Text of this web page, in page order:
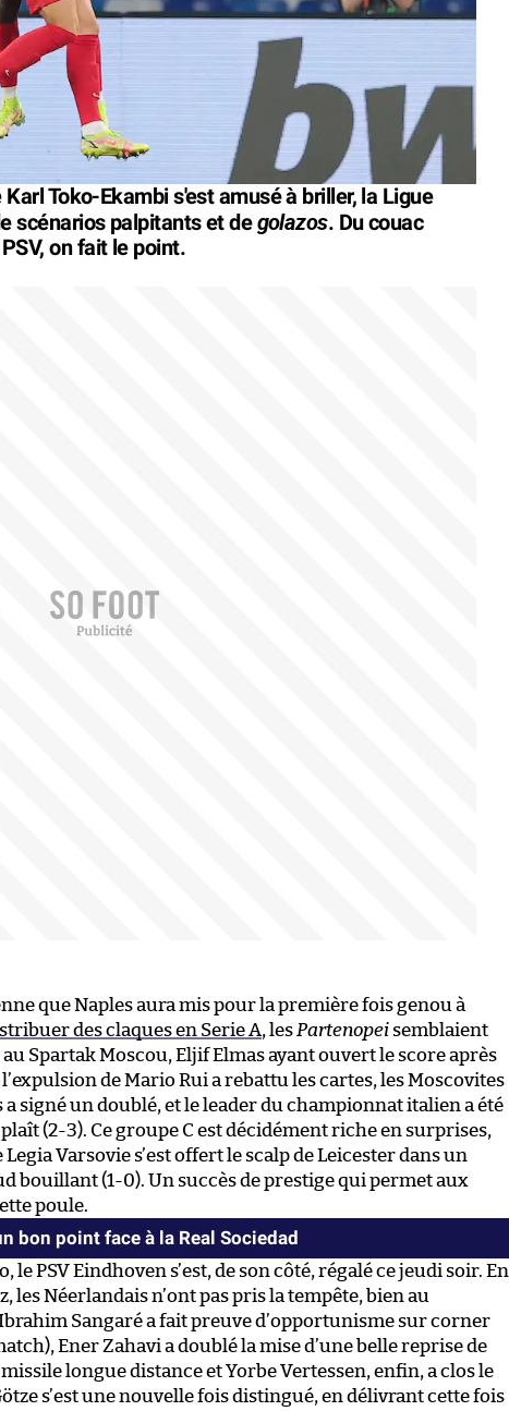
Karl Toko-Ekambi s'est amusé à briller, la Ligue
scénarios palpitants et degolazos. Du couac
on fait le point.
que Naples aura mis pour la première fois genou à
des claques en Serie A, les Partenopei semblaient
Spartak Moscou, Eljif Elmas ayant ouvert le score après
de Mario Rui a rebattu les cartes, les Moscovites
signé un doublé, et le leader du championnat italien a été
(2-3). Ce groupe C est décidément riche en surprises,
Varsovie s’est offert le scalp de Leicester dans un
bouillant (1-0). Un succès de prestige qui permet aux
poule.
bon point face à la Real Sociedad
le PSV Eindhoven s’est, de son côté, régalé ce jeudi soir. En
les Néerlandais n’ont pas pris la tempête, bien au
Sangaré a fait preuve d’opportunisme sur corner
Ener Zahavi a doublé la mise d’une belle reprise de
longue distance et Yorbe Vertessen, enfin, a clos le
s’est une nouvelle fois distingué, en délivrant cette fois